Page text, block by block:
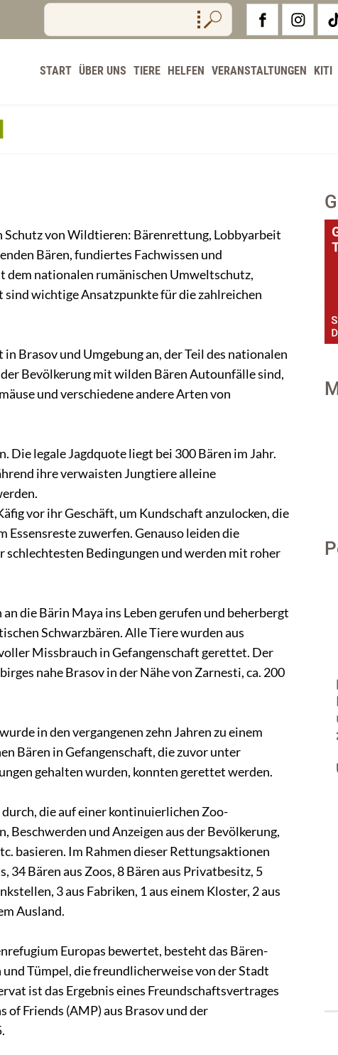
START ÜBER UNS TIERE HELFEN VERANSTALTUNGEN KITI
Schutz von Wildtieren: Bärenrettung, Lobbyarbeit
Bären, fundiertes Fachwissen und
nationalen rumänischen Umweltschutz,
wichtige Ansatzpunkte für die zahlreichen
Brasov und Umgebung an, der Teil des nationalen
Bevölkerung mit wilden Bären Autounfälle sind,
und verschiedene andere Arten von
Die legale Jagdquote liegt bei 300 Bären im Jahr.
ihre verwaisten Jungtiere alleine
vor ihr Geschäft, um Kundschaft anzulocken, die
zuwerfen. Genauso leiden die
Bedingungen und werden mit roher
die Bärin Maya ins Leben gerufen und beherbergt
Schwarzbären. Alle Tiere wurden aus
Missbrauch in Gefangenschaft gerettet. Der
nahe Brasov in der Nähe von Zarnesti, ca. 200
in den vergangenen zehn Jahren zu einem
Bären in Gefangenschaft, die zuvor unter
gehalten wurden, konnten gerettet werden.
die auf einer kontinuierlichen Zoo-
und Anzeigen aus der Bevölkerung,
basieren. Im Rahmen dieser Rettungsaktionen
34 Bären aus Zoos, 8 Bären aus Privatbesitz, 5
3 aus Fabriken, 1 aus einem Kloster, 2 aus
Ausland.
Europas bewertet, besteht das Bären-
Tümpel, die freundlicherweise von der Stadt
ist das Ergebnis eines Freundschaftsvertrages
Friends (AMP) aus Brasov und der